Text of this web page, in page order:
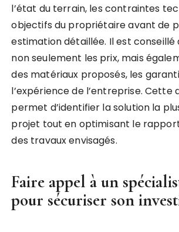
l’état du terrain, les contraintes
objectifs du propriétaire avant de
estimation détaillée. Il est
non seulement les prix, mais
des matériaux proposés, les
l’expérience de l’entreprise. Cette
permet d’identifier la solution la
projet tout en optimisant le
des travaux envisagés.
Faire appel à un
pour sécuriser son